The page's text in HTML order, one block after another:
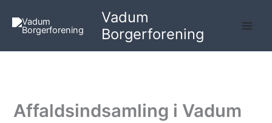
indholdet
Vadum
Borgerforening
Affaldsindsamling i Vadum